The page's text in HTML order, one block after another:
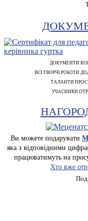
ДОКУМЕНТИ
ВСІ ТВОРЧІ РОБОТИ
ТАЛАНТИ
УЧАСНИКИ
Ви можете подарувати
яка з відповідними
працюватимуть на
Хто вже